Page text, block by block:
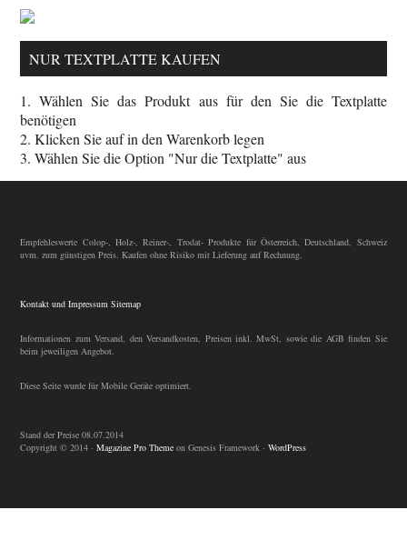
NUR TEXTPLATTE KAUFEN
1. Wählen Sie das Produkt aus für den Sie die Textplatte
benötigen
2. Klicken Sie auf in den Warenkorb legen
3. Wählen Sie die Option "Nur die Textplatte" aus
Empfehleswerte Colop-, Holz-, Reiner-, Trodat- Produkte für Österreich, Deutschland, Schweiz
uvm. zum günstigen Preis. Kaufen ohne Risiko mit Lieferung auf Rechnung.
Kontakt und Impressum Sitemap
Informationen zum Versand, den Versandkosten, Preisen inkl. MwSt, sowie die AGB finden Sie
beim jeweiligen Angebot.
Diese Seite wurde für Mobile Geräte optimiert.
Stand der Preise 08.07.2014
Copyright © 2014 ·Magazine Pro Theme on Genesis Framework ·WordPress